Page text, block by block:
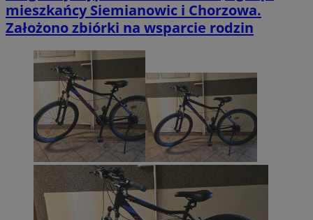
mieszkańcy Siemianowic i Chorzowa.
Założono zbiórki na wsparcie rodzin